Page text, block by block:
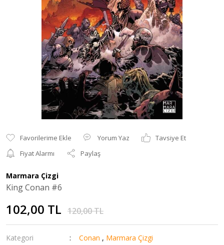
Yorum Yaz
Tavsiye Et
Fiyat Alarmı
Paylaş
Marmara Çizgi
King Conan #6
102,00 TL 120,00 TL
Kategori Conan , Marmara Çizgi